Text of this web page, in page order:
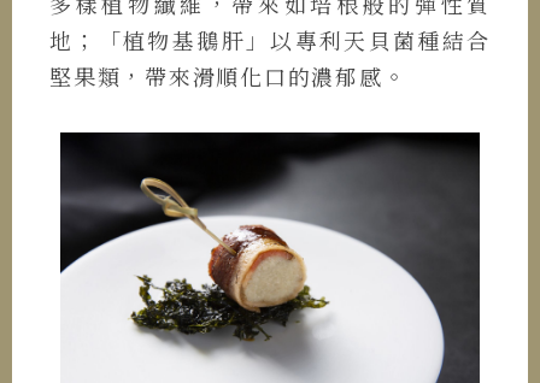
地；「植物基鵝肝」以專利天貝菌種結合
堅果類，帶來滑順化口的濃郁感。